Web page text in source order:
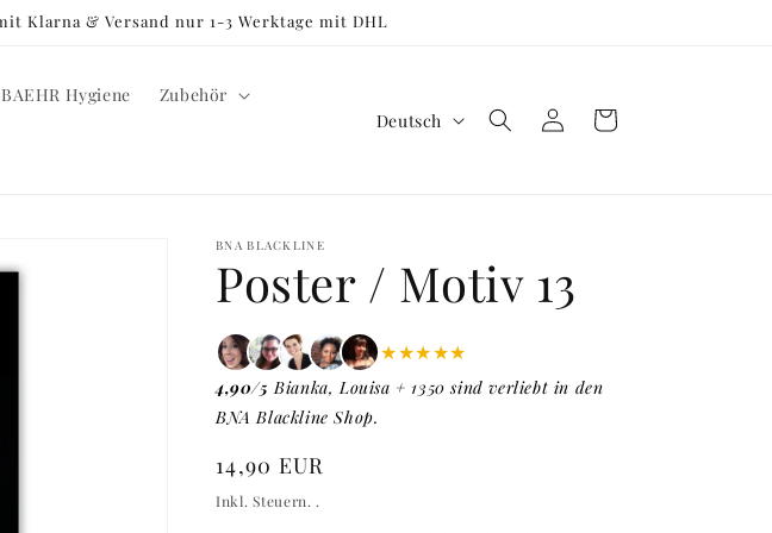
Klarna & Versand nur 1-3 Werktage mit DHL
BAEHR Hygiene Zubehör
S
h
e
Deutsch EinloggenWarenkorb
BNA BLACKLINE
Poster / Motiv 13
★★★★★
4,90/5 Bianka, Louisa + 1350 sind verliebt in den
BNA Blackline Shop.
Normaler
Preis
14,90 EUR
Inkl. Steuern. .